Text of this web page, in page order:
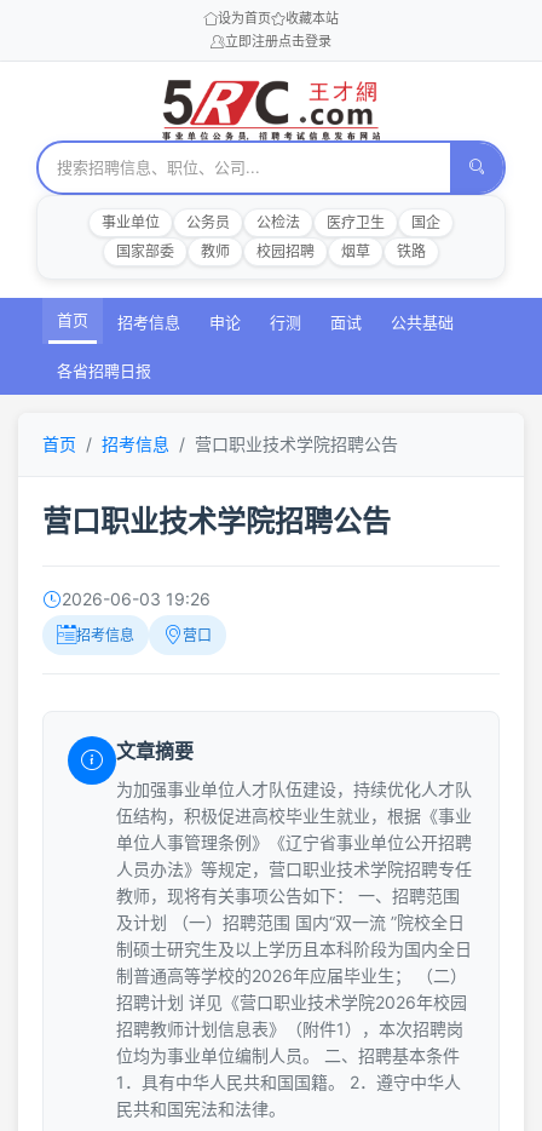
设为首页
收藏本站
立即注册点击登录
事业单位 公务员 公检法 医疗卫生
国企
国家部委
教师 校园招聘 烟草 铁路
首页 招考信息 申论 行测 面试 公共基础
各省招聘日报
首页 招考信息 营口职业技术学院招聘公告
营口职业技术学院招聘公告
2026-06-03 19:26
招考信息 营口
文章摘要
为加强事业单位人才队伍建设，持续优化人才队
伍结构，积极促进高校毕业生就业，根据《事业
单位人事管理条例》《辽宁省事业单位公开招聘
人员办法》等规定，营口职业技术学院招聘专任
教师，现将有关事项公告如下： 一、招聘范围
及计划 （一）招聘范围 国内“双一流 ”院校全日
制硕士研究生及以上学历且本科阶段为国内全日
制普通高等学校的2026年应届毕业生； （二）
招聘计划 详见《营口职业技术学院2026年校园
招聘教师计划信息表》（附件1），本次招聘岗
位均为事业单位编制人员。 二、招聘基本条件
1．具有中华人民共和国国籍。 2．遵守中华人
民共和国宪法和法律。